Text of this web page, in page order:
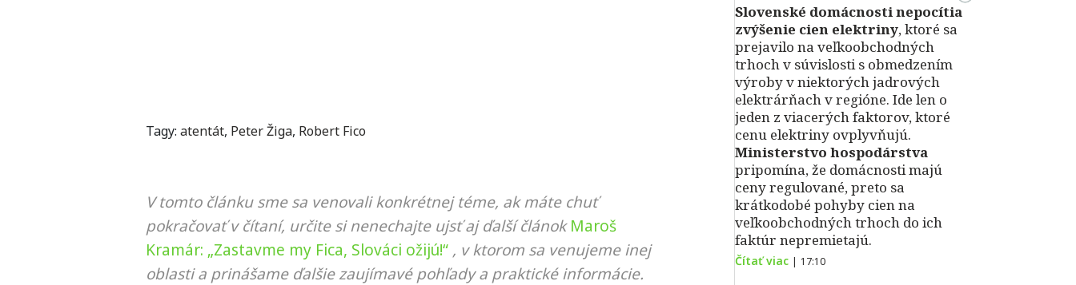
Tagy: atentát, Peter Žiga, Robert Fico
V tomto článku sme sa venovali konkrétnej téme, ak máte chuť
pokračovať v čítaní, určite si nenechajte ujsť aj ďalší článok Maroš
Kramár: „Zastavme my Fica, Slováci ožijú!“ , v ktorom sa venujeme inej
oblasti a prinášame ďalšie zaujímavé pohľady a praktické informácie.
Slovenské domácnosti nepocítia
zvýšenie cien elektriny, ktoré sa
prejavilo na veľkoobchodných
trhoch v súvislosti s obmedzením
výroby v niektorých jadrových
elektrárňach v regióne. Ide len o
jeden z viacerých faktorov, ktoré
cenu elektriny ovplyvňujú.
Ministerstvo hospodárstva
pripomína, že domácnosti majú
ceny regulované, preto sa
krátkodobé pohyby cien na
veľkoobchodných trhoch do ich
faktúr nepremietajú.
Čítať viac | 17:10